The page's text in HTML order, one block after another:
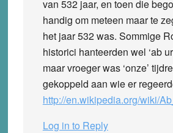
van 532 jaar, en toen die
handig om meteen maar te
het jaar 532 was. Sommige
historici hanteerden wel ‘ab
maar vroeger was ‘onze’
gekoppeld aan wie er
http://en.wikipedia.org/wiki/
Log in to Reply